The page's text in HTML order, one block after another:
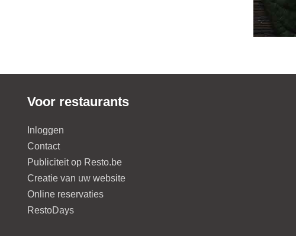
Voor restaurants
Inloggen
Contact
Publiciteit op Resto.be
Creatie van uw website
Online reservaties
RestoDays